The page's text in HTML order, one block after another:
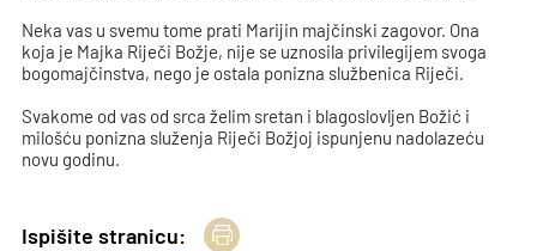
Neka vas u svemu tome prati Marijin majčinski zagovor. Ona
koja je Majka Riječi Božje, nije se uznosila privilegijem svoga
bogomajčinstva, nego je ostala ponizna službenica Riječi.
Svakome od vas od srca želim sretan i blagoslovljen Božić i
milošću ponizna služenja Riječi Božjoj ispunjenu nadolazeću
novu godinu.
Ispišite stranicu: